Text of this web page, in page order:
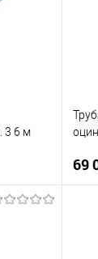
3 6 м
69